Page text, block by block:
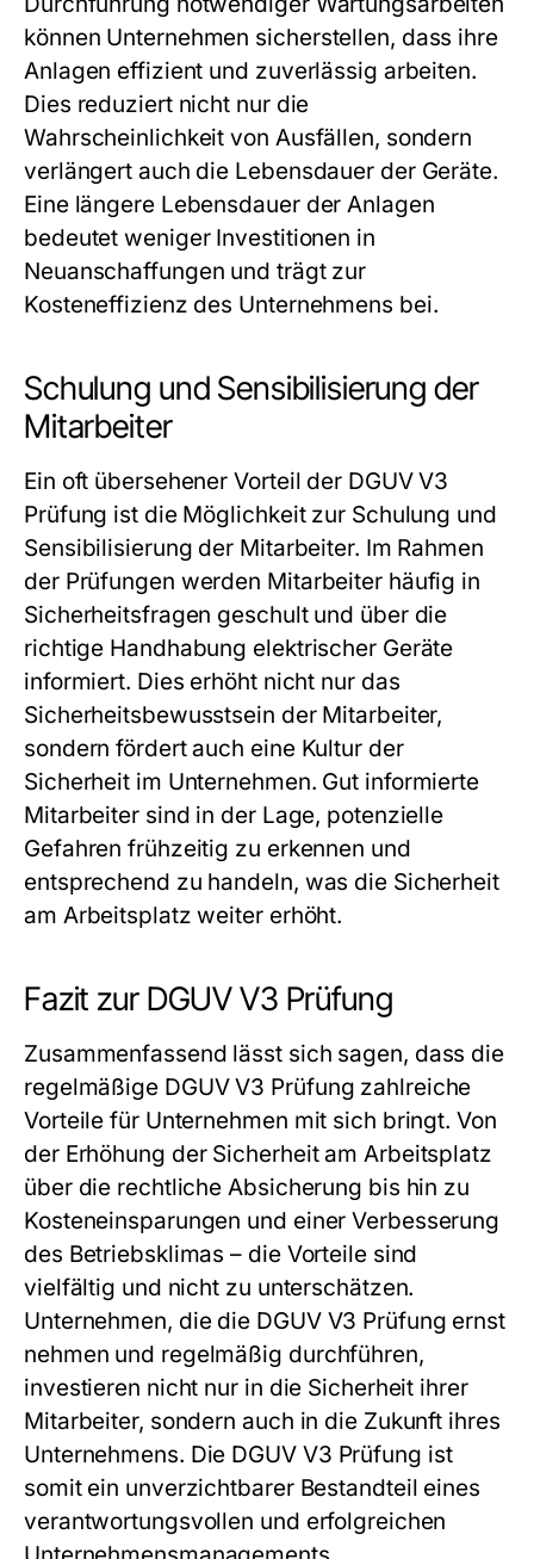
können Unternehmen sicherstellen, dass ihre
Anlagen effizient und zuverlässig arbeiten.
Dies reduziert nicht nur die
Wahrscheinlichkeit von Ausfällen, sondern
verlängert auch die Lebensdauer der Geräte.
Eine längere Lebensdauer der Anlagen
bedeutet weniger Investitionen in
Neuanschaffungen und trägt zur
Kosteneffizienz des Unternehmens bei.
Schulung und Sensibilisierung der
Mitarbeiter
Ein oft übersehener Vorteil der DGUV V3
Prüfung ist die Möglichkeit zur Schulung und
Sensibilisierung der Mitarbeiter. Im Rahmen
der Prüfungen werden Mitarbeiter häufig in
Sicherheitsfragen geschult und über die
richtige Handhabung elektrischer Geräte
informiert. Dies erhöht nicht nur das
Sicherheitsbewusstsein der Mitarbeiter,
sondern fördert auch eine Kultur der
Sicherheit im Unternehmen. Gut informierte
Mitarbeiter sind in der Lage, potenzielle
Gefahren frühzeitig zu erkennen und
entsprechend zu handeln, was die Sicherheit
am Arbeitsplatz weiter erhöht.
Fazit zur DGUV V3 Prüfung
Zusammenfassend lässt sich sagen, dass die
regelmäßige DGUV V3 Prüfung zahlreiche
Vorteile für Unternehmen mit sich bringt. Von
der Erhöhung der Sicherheit am Arbeitsplatz
über die rechtliche Absicherung bis hin zu
Kosteneinsparungen und einer Verbesserung
des Betriebsklimas – die Vorteile sind
vielfältig und nicht zu unterschätzen.
Unternehmen, die die DGUV V3 Prüfung ernst
nehmen und regelmäßig durchführen,
investieren nicht nur in die Sicherheit ihrer
Mitarbeiter, sondern auch in die Zukunft ihres
Unternehmens. Die DGUV V3 Prüfung ist
somit ein unverzichtbarer Bestandteil eines
verantwortungsvollen und erfolgreichen